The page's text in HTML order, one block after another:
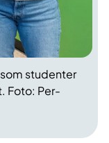
studenter
Foto: Per-